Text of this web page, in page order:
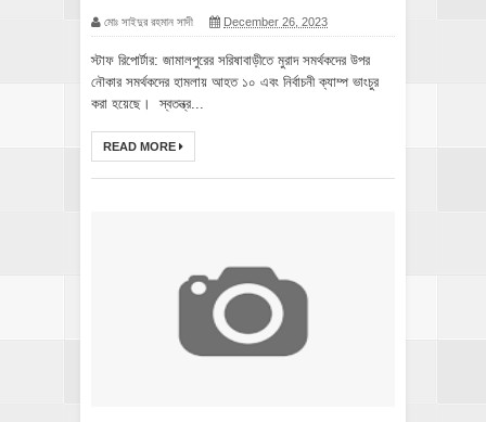
মোঃ সাইদুর রহমান সাদী December 26, 2023
স্টাফ রিপোর্টার: জামালপুরের সরিষাবাড়ীতে মুরাদ সমর্থকদের উপর
নৌকার সমর্থকদের হামলায় আহত ১০ এবং নির্বাচনী ক্যাম্প ভাংচুর
করা হয়েছে। স্বতন্ত্র...
READ MORE